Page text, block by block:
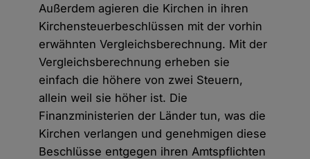
Außerdem agieren die Kirchen in ihren
Kirchensteuerbeschlüssen mit der vorhin
erwähnten Vergleichsberechnung. Mit der
Vergleichsberechnung erheben sie
einfach die höhere von zwei Steuern,
allein weil sie höher ist. Die
Finanzministerien der Länder tun, was die
Kirchen verlangen und genehmigen diese
Beschlüsse entgegen ihren Amtspflichten